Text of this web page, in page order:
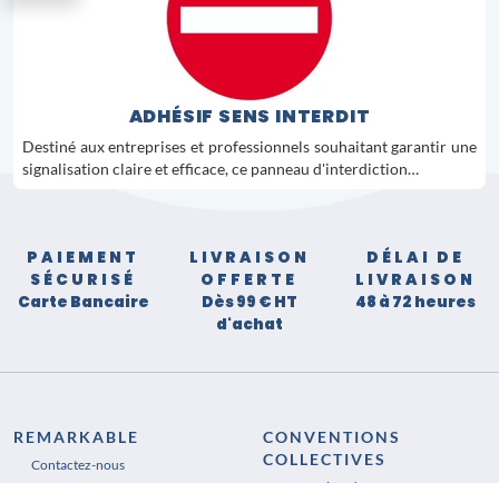
ADHÉSIF SENS INTERDIT
Destiné aux entreprises et professionnels souhaitant garantir une
signalisation claire et efficace, ce panneau d'interdiction…
PAIEMENT
SÉCURISÉ
Carte Bancaire
LIVRAISON
OFFERTE
Dès 99 € HT
d'achat
DÉLAI DE
LIVRAISON
48 à 72 heures
REMARKABLE
Contactez-nous
CONVENTIONS
COLLECTIVES